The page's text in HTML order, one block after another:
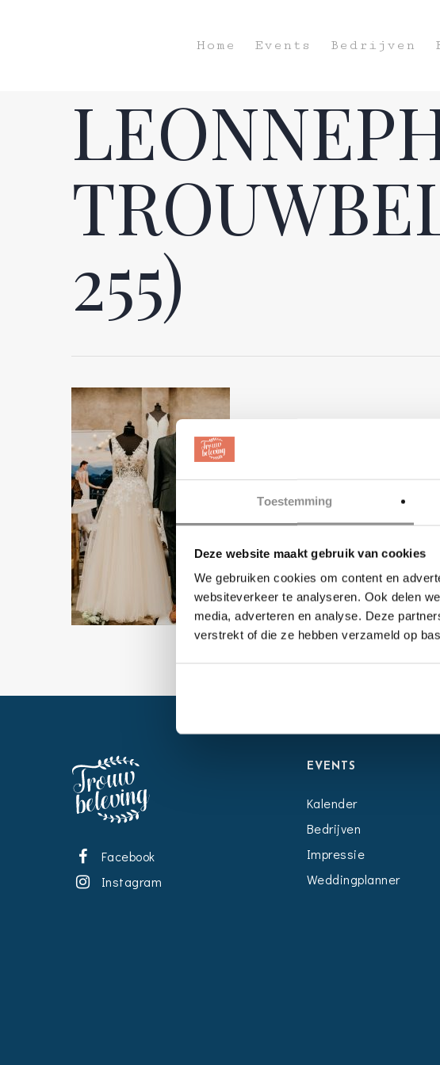
Toestemming
Deze website maakt gebruik van cookies
We gebruiken cookies om content en
websiteverkeer te analyseren. Ook delen
media, adverteren en analyse. Deze
verstrekt of die ze hebben verzameld op
Hit enter to search or ESC to close
Home Events Bedrijven
255)
Facebook
Instagram
EVENTS
Kalender
Bedrijven
Impressie
Weddingplanner